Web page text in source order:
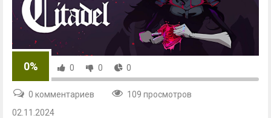
0% 0 0 0
0 комментариев
109 просмотров
02.11.2024